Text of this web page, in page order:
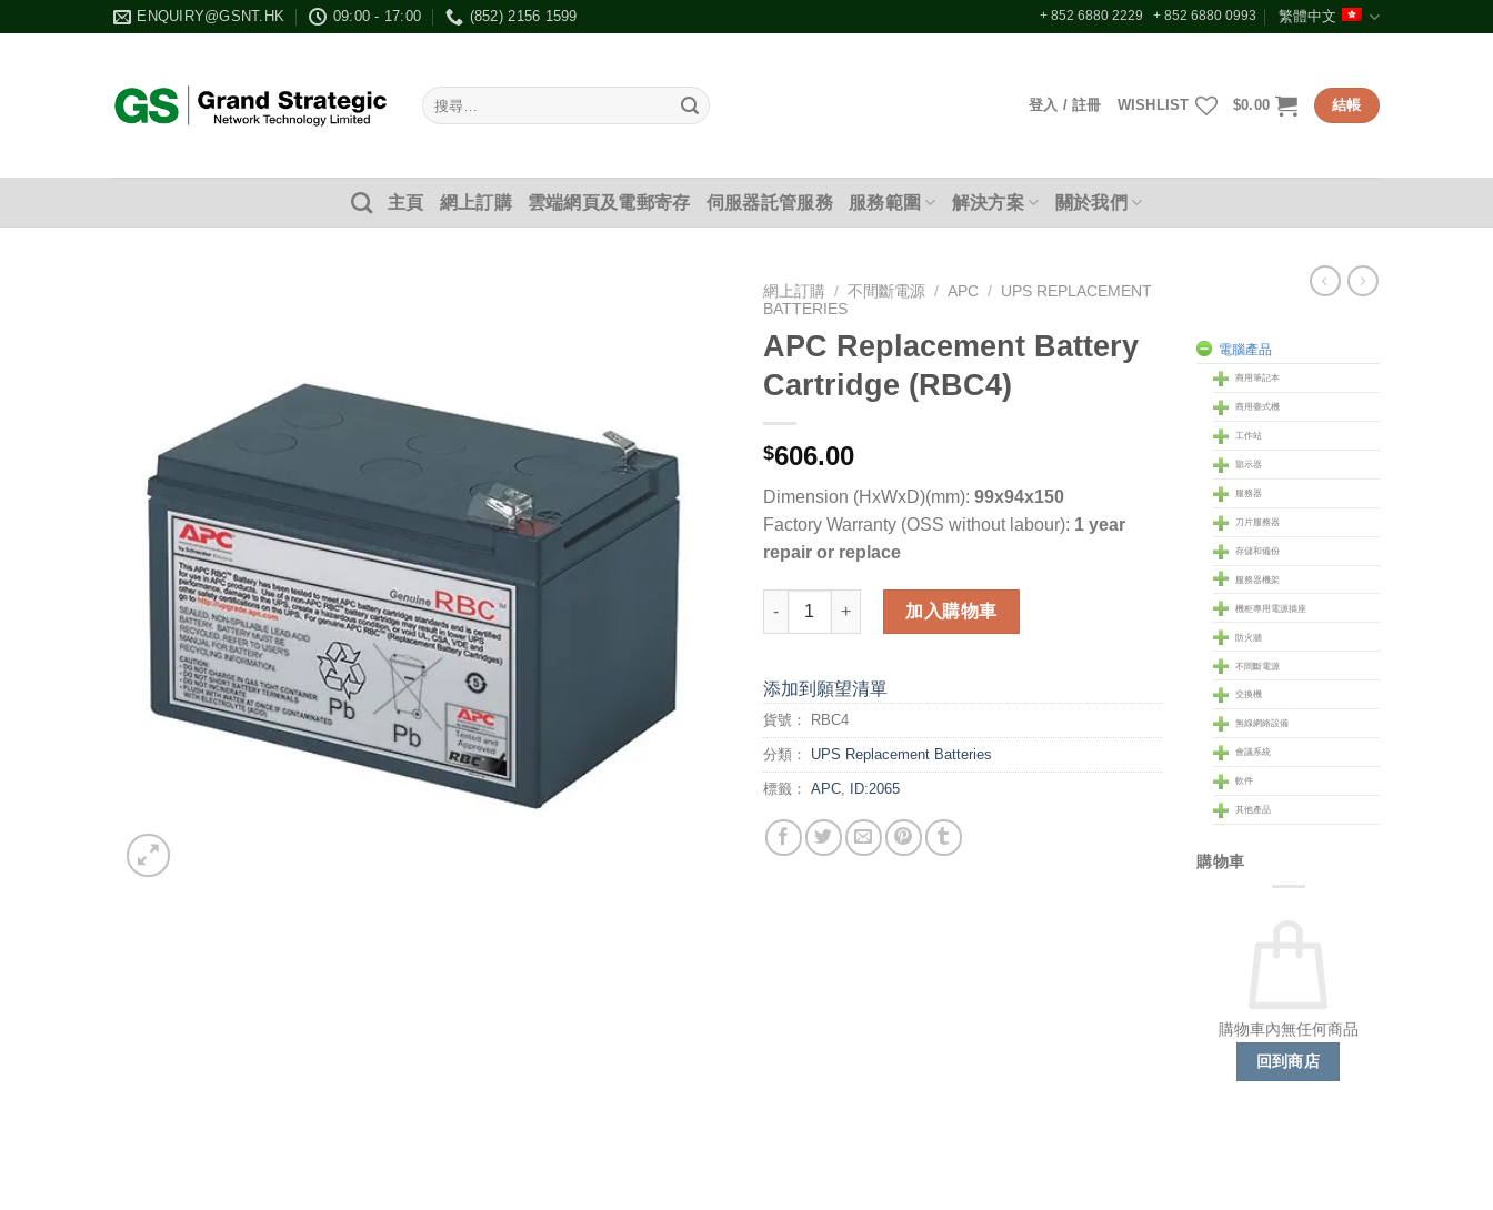
ENQUIRY@GSNT.HK 09:00 - 17:00 (852) 2156 1599 + 852 6880 2229 + 852 6880 0993 繁體中文
搜
尋：
登入 / 註冊 WISHLIST $0.00 結帳
主頁 網上訂購 雲端網頁及電郵寄存 伺服器託管服務 服務範圍 解決方案 關於我們
網上訂購 / 不間斷電源 / APC / UPS REPLACEMENT
BATTERIES
APC Replacement Battery
Cartridge (RBC4)
$606.00
Dimension (HxWxD)(mm): 99x94x150
Factory Warranty (OSS without labour): 1 year
repair or replace
APC Replacement Battery Cartridge (RBC4) 數量
加入購物車
添加到願望清單
貨號： RBC4
分類： UPS Replacement Batteries
標籤： APC ID:2065
電腦產品
商用筆記本
商用臺式機
工作站
顥示器
服務器
刀片服務器
存儲和備份
服務器機架
機柜專用電源插座
防火牆
不間斷電源
交換機
無線網絡設備
會議系統
軟件
其他產品
購物車
購物車內無任何商品
回到商店